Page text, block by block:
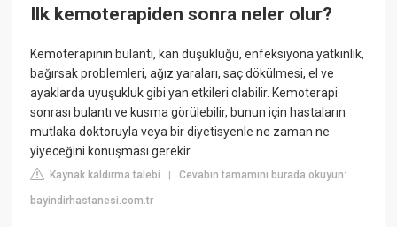
Ilk kemoterapiden sonra neler olur?
Kemoterapinin bulantı, kan düşüklüğü, enfeksiyona yatkınlık,
bağırsak problemleri, ağız yaraları, saç dökülmesi, el ve
ayaklarda uyuşukluk gibi yan etkileri olabilir. Kemoterapi
sonrası bulantı ve kusma görülebilir, bunun için hastaların
mutlaka doktoruyla veya bir diyetisyenle ne zaman ne
yiyeceğini konuşması gerekir.
Kaynak kaldırma talebi |Cevabın tamamını burada okuyun:
bayindirhastanesi.com.tr